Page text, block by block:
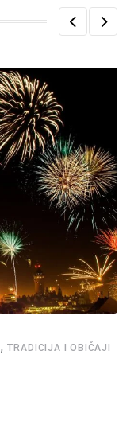
, TRADICIJA I OBIČAJI